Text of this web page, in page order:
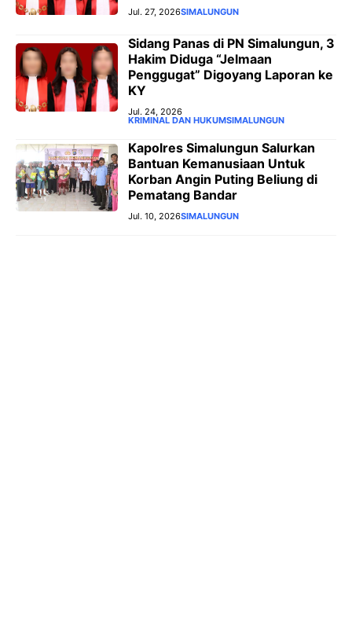
Jul. 27, 2026SIMALUNGUN
‎Sidang Panas di PN Simalungun, 3
Hakim Diduga “Jelmaan
Penggugat” Digoyang Laporan ke
KY
Jul. 24, 2026
KRIMINAL DAN HUKUMSIMALUNGUN
Kapolres Simalungun Salurkan
Bantuan Kemanusiaan Untuk
Korban Angin Puting Beliung di
Pematang Bandar
Jul. 10, 2026SIMALUNGUN